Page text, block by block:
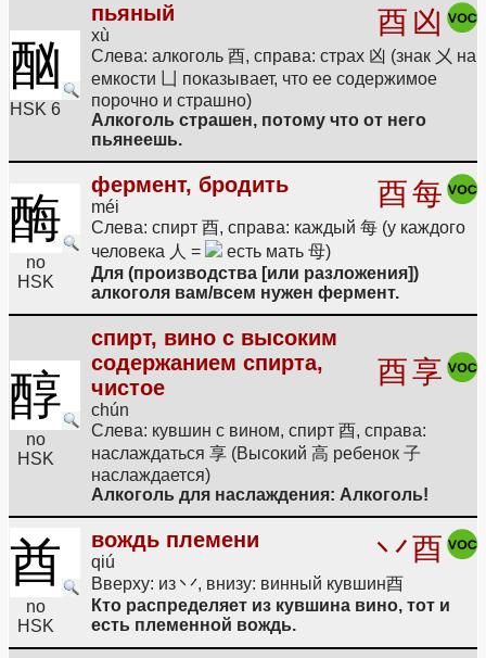
酗
HSK 6
пьяный
xù 酉 凶
Слева: алкоголь 酉, справа: страх 凶 (знак 㐅 на
емкости 凵 показывает, что ее содержимое
порочно и страшно)
Алкоголь страшен, потому что от него
пьянеешь.
酶
no
HSK
фермент, бродить
méi 酉每
Слева: спирт 酉, справа: каждый 每 (у каждого
человека 人 =
есть мать 母)
Для (производства [или разложения])
алкоголя вам/всем нужен фермент.
醇
no
HSK
спирт, вино с высоким
содержанием спирта,
чистое
chún
酉享
Слева: кувшин с вином, спирт 酉, справа:
наслаждаться 享 (Высокий 高 ребенок 子
наслаждается)
Алкоголь для наслаждения: Алкоголь!
酋
no
HSK
вождь племени
qiú 丷酉
Вверху: из 丷, внизу: винный кувшин酉
Кто распределяет из кувшина вино, тот и
есть племенной вождь.